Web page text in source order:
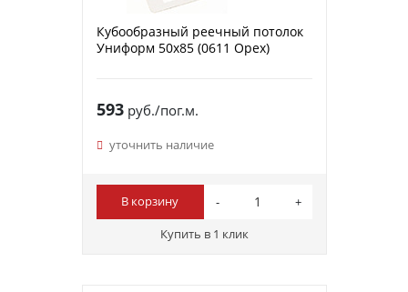
Кубообразный реечный потолок
Униформ 50х85 (0611 Орех)
593руб./пог.м.
уточнить наличие
В корзину
Купить в 1 клик